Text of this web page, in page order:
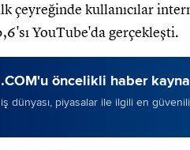
çeyreğinde kullanıcılar
YouTube'da gerçekleşti.
öncelikli haber
dünyası, piyasalar ile ilgili en